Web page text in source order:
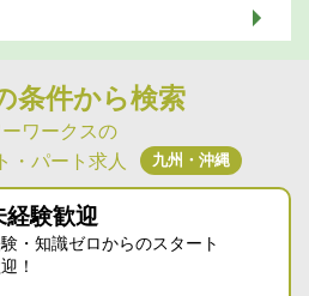
条件から検索
ワークスの
・パート求人
九州・沖縄
経験歓迎
・知識ゼロからのスタート
！